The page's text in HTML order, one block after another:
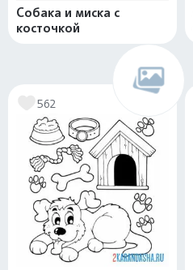
Собака и миска с
косточкой
562